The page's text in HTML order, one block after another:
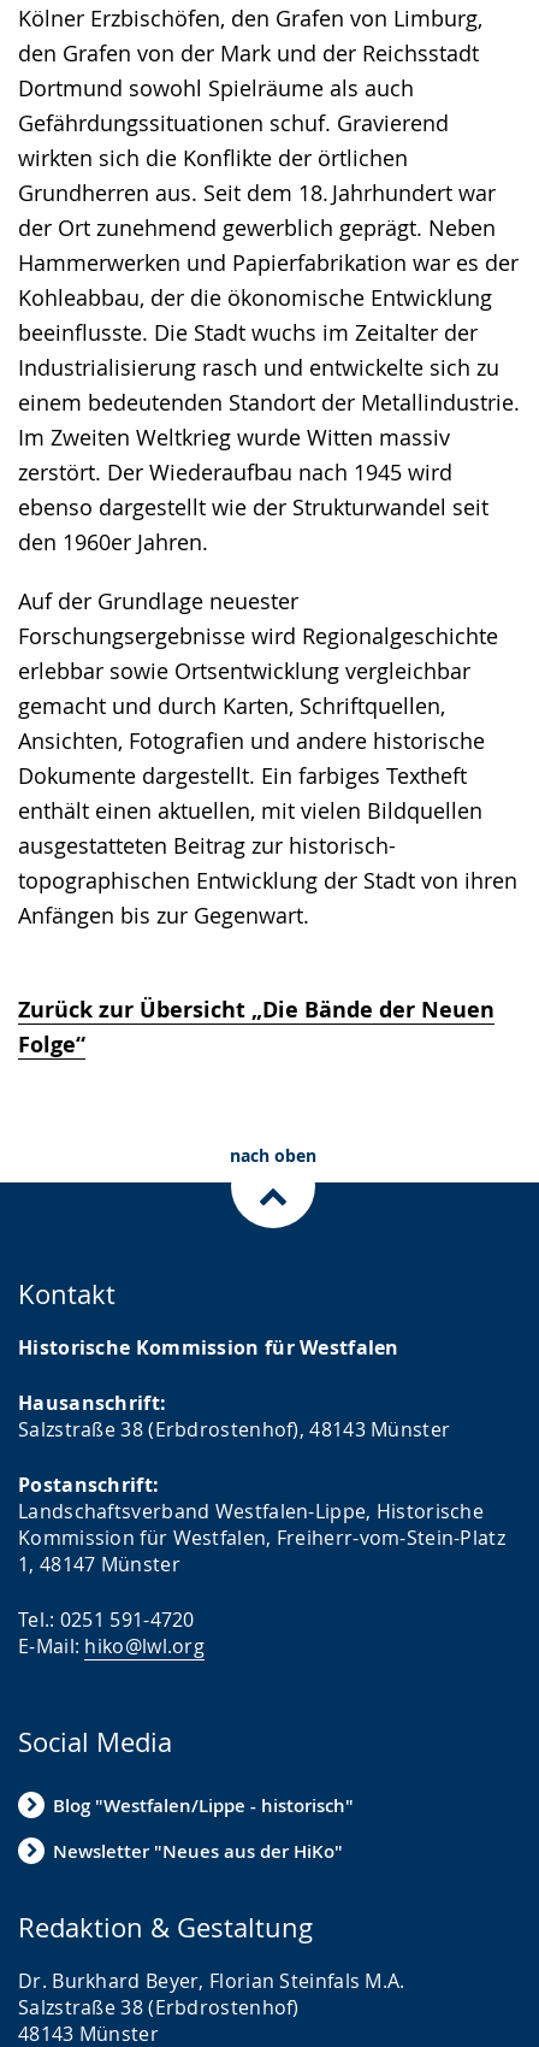
Kölner Erzbischöfen, den Grafen von Limburg,
den Grafen von der Mark und der Reichsstadt
Dortmund sowohl Spielräume als auch
Gefährdungssituationen schuf. Gravierend
wirkten sich die Konflikte der örtlichen
Grundherren aus. Seit dem 18. Jahrhundert war
der Ort zunehmend gewerblich geprägt. Neben
Hammerwerken und Papierfabrikation war es der
Kohleabbau, der die ökono­mische Entwicklung
beeinflusste. Die Stadt wuchs im Zeitalter der
Industrialisierung rasch und entwickelte sich zu
einem bedeutenden Standort der Metallindustrie.
Im Zweiten Weltkrieg wurde Witten massiv
zerstört. Der Wiederaufbau nach 1945 wird
ebenso dargestellt wie der Strukturwandel seit
den 1960er Jahren.
Auf der Grundlage neuester
Forschungsergebnisse wird Regionalgeschichte
erlebbar sowie Ortsentwicklung vergleichbar
gemacht und durch Karten, Schriftquellen,
Ansichten, Fotografien und andere historische
Dokumente dargestellt. Ein farbiges Textheft
enthält einen aktuellen, mit vielen Bildquellen
ausgestatteten Beitrag zur historisch-
topographischen Entwicklung der Stadt von ihren
Anfängen bis zur Gegenwart.
Zurück zur Übersicht „Die Bände der Neuen
Folge“
nach oben
Kontakt
Historische Kommission für Westfalen
Hausanschrift:
Salzstraße 38 (Erbdrostenhof), 48143 Münster
Postanschrift:
Landschaftsverband Westfalen-Lippe, Historische
Kommission für Westfalen, Freiherr-vom-Stein-Platz
1, 48147 Münster
Tel.: 0251 591-4720
E-Mail: hiko@lwl.org
Social Media
Blog "Westfalen/Lippe - historisch"
Newsletter "Neues aus der HiKo"
Redaktion & Gestaltung
Dr. Burkhard Beyer, Florian Steinfals M.A.
Salzstraße 38 (Erbdrostenhof)
48143 Münster